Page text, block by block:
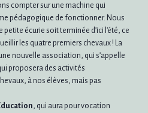
compter sur une machine qui
pédagogique de fonctionner. Nous
écurie soit terminée d’ici l’été, ce
les quatre premiers chevaux ! La
nouvelle association, qui s’appelle
proposera des activités
à nos élèves, mais pas
, qui aura pour vocation